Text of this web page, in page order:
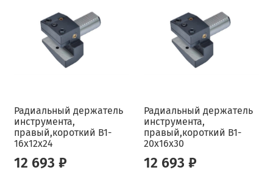
Радиальный держатель
инструмента,
правый,короткий B1-
16x12x24
12 693 ₽
Радиальный держатель
инструмента,
правый,короткий B1-
20x16x30
12 693 ₽